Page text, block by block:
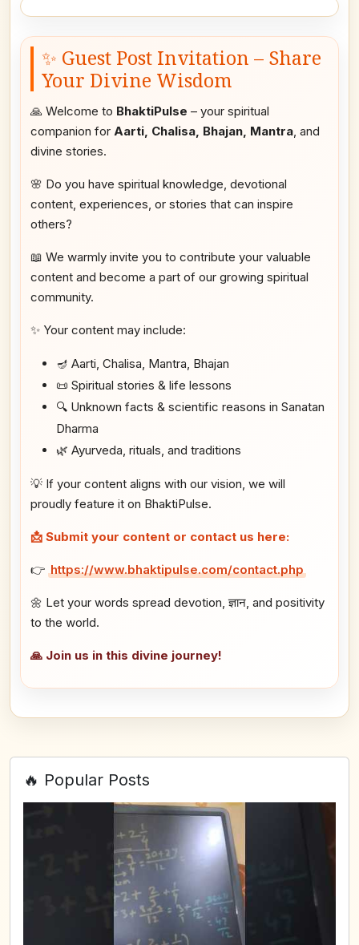
✨ Guest Post Invitation – Share
Your Divine Wisdom
🙏 Welcome to BhaktiPulse – your spiritual
companion for Aarti, Chalisa, Bhajan, Mantra, and
divine stories.
🌸 Do you have spiritual knowledge, devotional
content, experiences, or stories that can inspire
others?
📖 We warmly invite you to contribute your valuable
content and become a part of our growing spiritual
community.
✨ Your content may include:
🪔 Aarti, Chalisa, Mantra, Bhajan
📜 Spiritual stories & life lessons
🔍 Unknown facts & scientific reasons in Sanatan
Dharma
🌿 Ayurveda, rituals, and traditions
💡 If your content aligns with our vision, we will
proudly feature it on BhaktiPulse.
📩 Submit your content or contact us here:
👉 https://www.bhaktipulse.com/contact.php
🌼 Let your words spread devotion, ज्ञान, and positivity
to the world.
🙏 Join us in this divine journey!
🔥 Popular Posts